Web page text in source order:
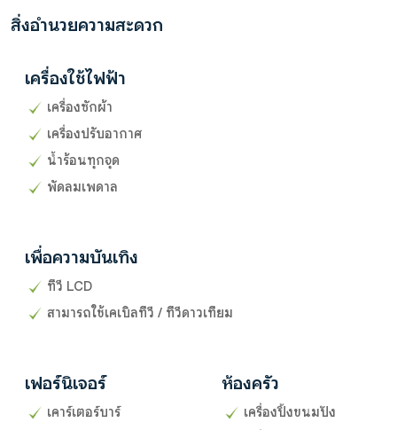
สิ่งอำนวยความสะดวก
เครื่องใช้ไฟฟ้า
เครื่องซักผ้า
เครื่องปรับอากาศ
น้ำร้อนทุกจุด
พัดลมเพดาล
เพื่อความบันเทิง
ทีวี LCD
สามารถใช้เคเบิลทีวี / ทีวีดาวเทียม
เฟอร์นิเจอร์
เคาร์เตอร์บาร์
ห้องครัว
เครื่องปิ้งขนมปัง